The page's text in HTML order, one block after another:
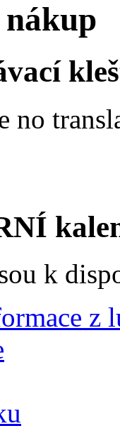
no
k
z